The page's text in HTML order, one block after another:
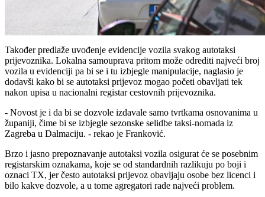
Također predlaže uvođenje evidencije vozila svakog autotaksi
prijevoznika. Lokalna samouprava pritom može odrediti najveći broj
vozila u evidenciji pa bi se i tu izbjegle manipulacije, naglasio je
dodavši kako bi se autotaksi prijevoz mogao početi obavljati tek
nakon upisa u nacionalni registar cestovnih prijevoznika.
- Novost je i da bi se dozvole izdavale samo tvrtkama osnovanima u
županiji, čime bi se izbjegle sezonske selidbe taksi-nomada iz
Zagreba u Dalmaciju. - rekao je Franković.
Brzo i jasno prepoznavanje autotaksi vozila osigurat će se posebnim
registarskim oznakama, koje se od standardnih razlikuju po boji i
oznaci TX, jer često autotaksi prijevoz obavljaju osobe bez licenci i
bilo kakve dozvole, a u tome agregatori rade najveći problem.